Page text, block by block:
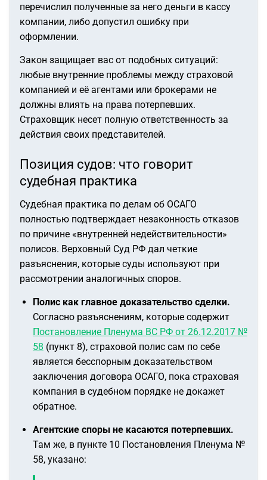
перечислил полученные за него деньги в кассу
компании, либо допустил ошибку при
оформлении.
Закон защищает вас от подобных ситуаций:
любые внутренние проблемы между страховой
компанией и её агентами или брокерами не
должны влиять на права потерпевших.
Страховщик несет полную ответственность за
действия своих представителей.
Позиция судов: что говорит
судебная практика
Судебная практика по делам об ОСАГО
полностью подтверждает незаконность отказов
по причине «внутренней недействительности»
полисов. Верховный Суд РФ дал четкие
разъяснения, которые суды используют при
рассмотрении аналогичных споров.
Полис как главное доказательство сделки.
Согласно разъяснениям, которые содержит
Постановление Пленума ВС РФ от 26.12.2017 №
58 (пункт 8), страховой полис сам по себе
является бесспорным доказательством
заключения договора ОСАГО, пока страховая
компания в судебном порядке не докажет
обратное.
Агентские споры не касаются потерпевших.
Там же, в пункте 10 Постановления Пленума №
58, указано: